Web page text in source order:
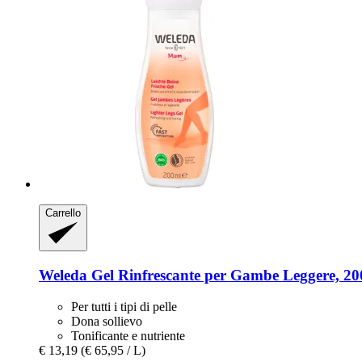
Carrello
Weleda Gel Rinfrescante per Gambe Leggere,
Per tutti i tipi di pelle
Dona sollievo
Tonificante e nutriente
€ 13,19 (€ 65,95 / L)